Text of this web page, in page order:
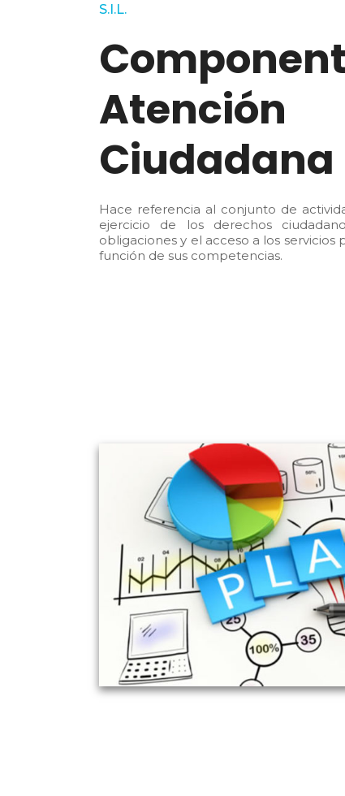
S.I.L.
Atención
Ciudadana
Hace referencia al conjunto de
ejercicio de los derechos
obligaciones y el acceso a los
función de sus competencias.